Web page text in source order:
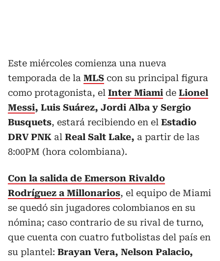
Este miércoles comienza una nueva
temporada de la MLS con su principal figura
como protagonista, el Inter Miami de Lionel
Messi, Luis Suárez, Jordi Alba y Sergio
Busquets, estará recibiendo en el Estadio
DRV PNK al Real Salt Lake, a partir de las
8:00PM (hora colombiana).
Con la salida de Emerson Rivaldo
Rodríguez a Millonarios, el equipo de Miami
se quedó sin jugadores colombianos en su
nómina; caso contrario de su rival de turno,
que cuenta con cuatro futbolistas del país en
su plantel: Brayan Vera, Nelson Palacio,